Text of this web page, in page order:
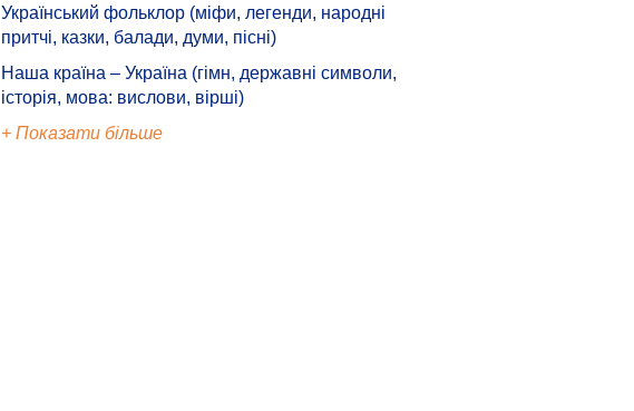
Український фольклор (міфи, легенди, народні
притчі, казки, балади, думи, пісні)
Наша країна – Україна (гімн, державні символи,
історія, мова: вислови, вірші)
+ Показати більше